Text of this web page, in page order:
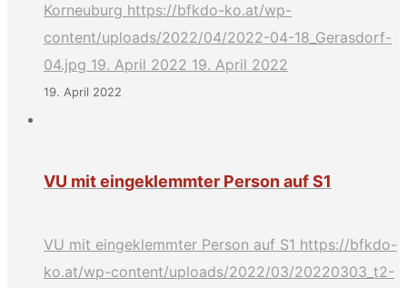
Korneuburg https://bfkdo-ko.at/wp-
content/uploads/2022/04/2022-04-18_Gerasdorf-
04.jpg 19. April 2022 19. April 2022
19. April 2022
VU mit eingeklemmter Person auf S1
VU mit eingeklemmter Person auf S1 https://bfkdo-
ko.at/wp-content/uploads/2022/03/20220303_t2-